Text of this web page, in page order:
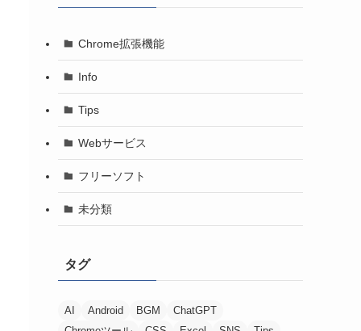
Chrome拡張機能
Info
Tips
Webサービス
フリーソフト
未分類
タグ
AI Android BGM
ChatGPT